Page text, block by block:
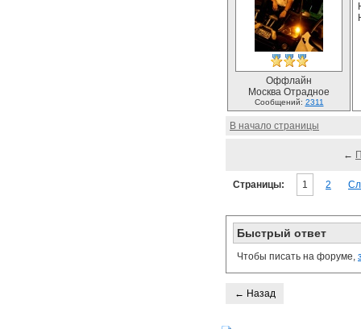
Оффлайн
Москва Отрадное
Сообщений: 2311
В начало страницы
←
Страницы: 1 2
Быстрый ответ
Чтобы писать на форуме,
← Назад